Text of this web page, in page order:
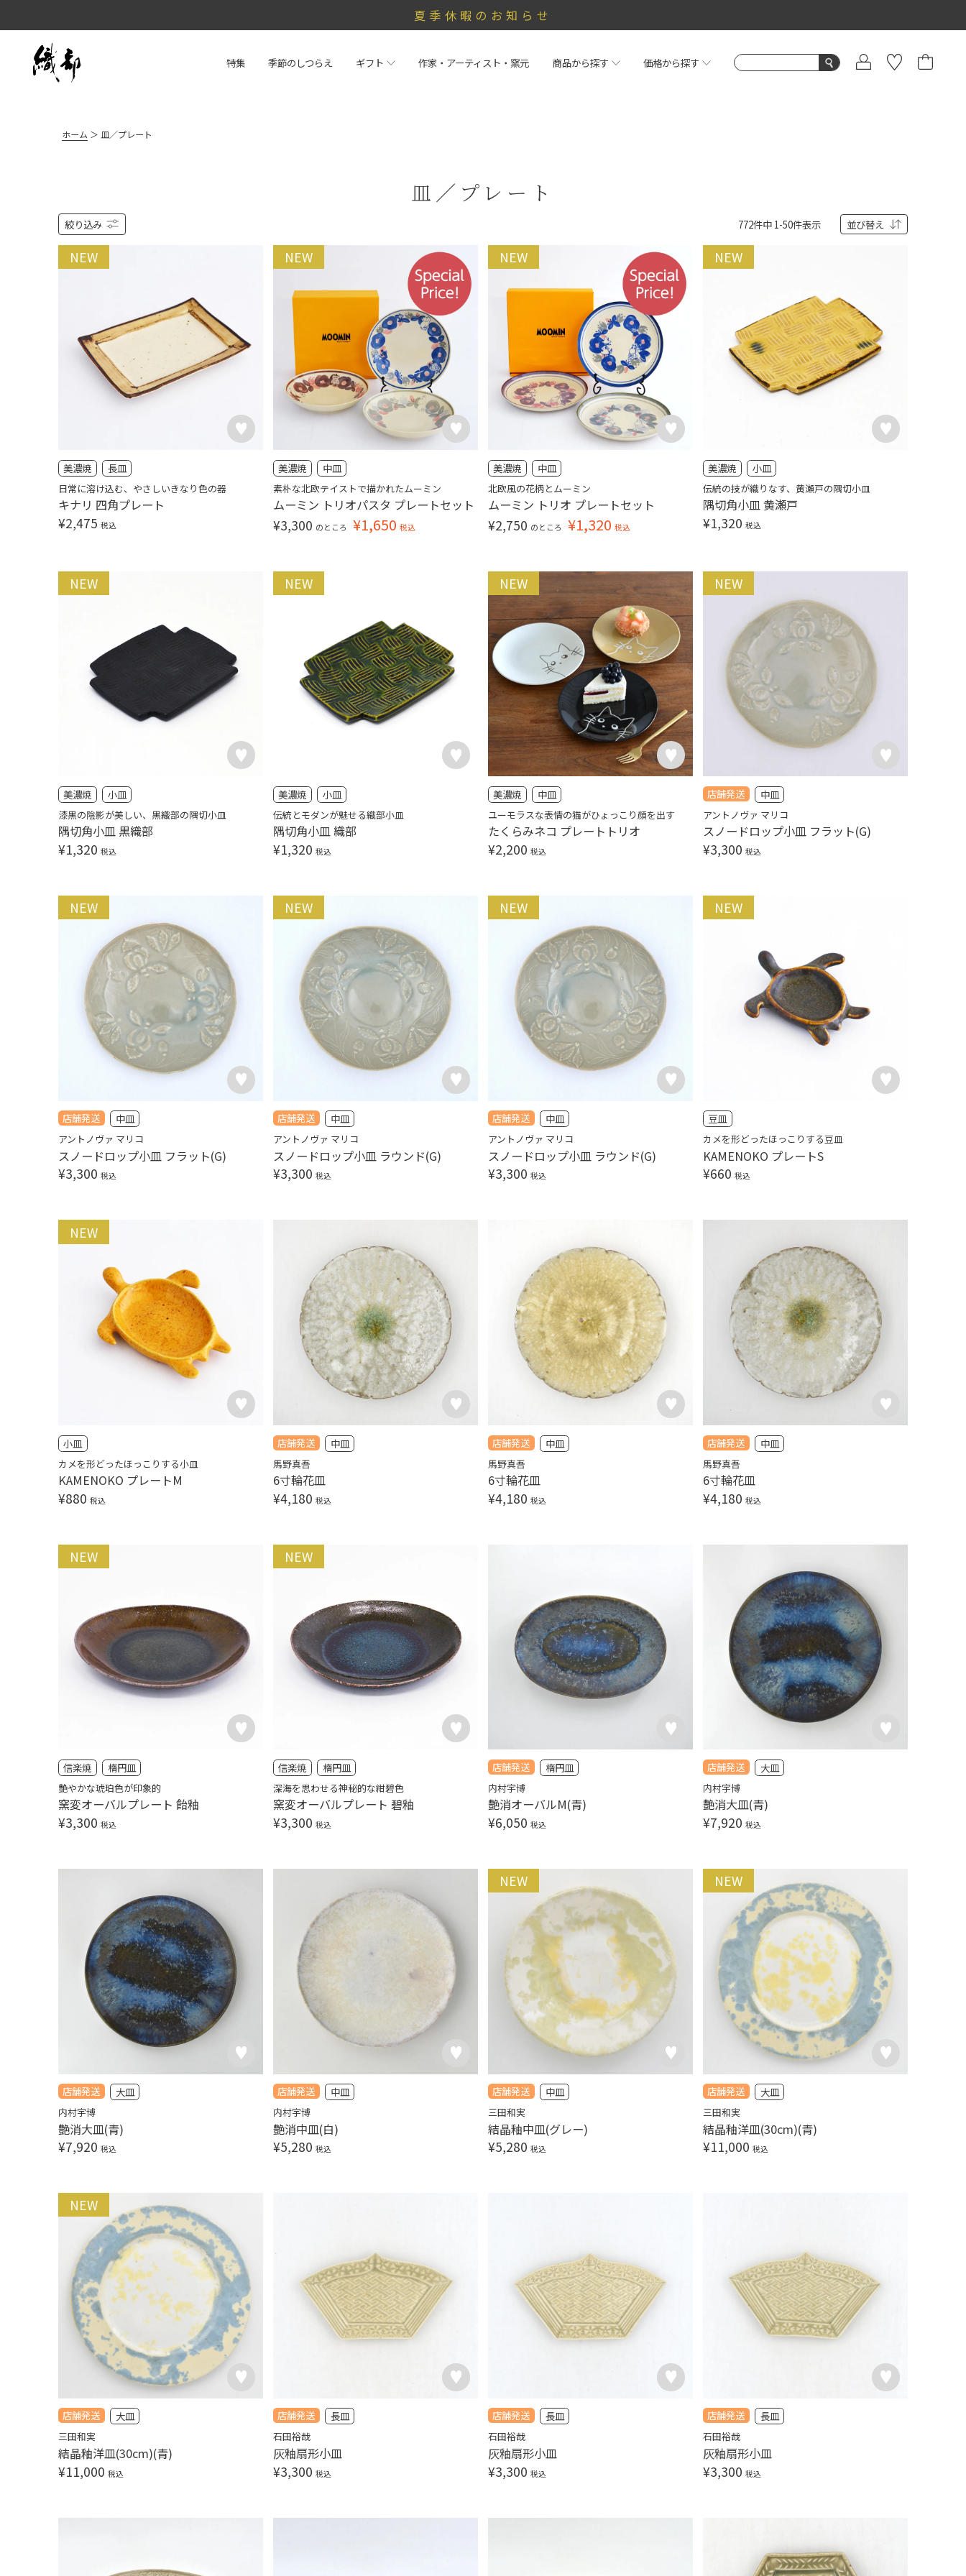
夏季休暇のお知らせ
特集 季節のしつらえ ギフト 作家・アーティスト・窯元 商品から探す 価格から探す
ホーム 皿／プレート
皿／プレート
絞り込み 並び替え
772件中 1-50件表示
NEW
美濃焼 長皿
日常に溶け込む、やさしいきなり色の器
キナリ 四角プレート
¥2,475 税込
NEW
美濃焼 中皿
素朴な北欧テイストで描かれたムーミン
ムーミン トリオパスタ プレートセット
¥3,300 のところ ¥1,650 税込
NEW
美濃焼 中皿
北欧風の花柄とムーミン
ムーミン トリオ プレートセット
¥2,750 のところ ¥1,320 税込
NEW
美濃焼 小皿
伝統の技が織りなす、黄瀬戸の隅切小皿
隅切角小皿 黄瀬戸
¥1,320 税込
NEW
美濃焼 小皿
漆黒の陰影が美しい、黒織部の隅切小皿
隅切角小皿 黒織部
¥1,320 税込
NEW
美濃焼 小皿
伝統とモダンが魅せる織部小皿
隅切角小皿 織部
¥1,320 税込
NEW
美濃焼 中皿
ユーモラスな表情の猫がひょっこり顔を出す
たくらみネコ プレートトリオ
¥2,200 税込
店舗発送
NEW
中皿
アントノヴァ マリコ
スノードロップ小皿 フラット(G)
¥3,300 税込
店舗発送
NEW
中皿
アントノヴァ マリコ
スノードロップ小皿 フラット(G)
¥3,300 税込
店舗発送
NEW
中皿
アントノヴァ マリコ
スノードロップ小皿 ラウンド(G)
¥3,300 税込
店舗発送
NEW
中皿
アントノヴァ マリコ
スノードロップ小皿 ラウンド(G)
¥3,300 税込
NEW
豆皿
カメを形どったほっこりする豆皿
KAMENOKO プレートS
¥660 税込
NEW
小皿
カメを形どったほっこりする小皿
KAMENOKO プレートM
¥880 税込
店舗発送 中皿
馬野真吾
6寸輪花皿
¥4,180 税込
店舗発送 中皿
馬野真吾
6寸輪花皿
¥4,180 税込
店舗発送 中皿
馬野真吾
6寸輪花皿
¥4,180 税込
NEW
信楽焼 楕円皿
艶やかな琥珀色が印象的
窯変オーバルプレート 飴釉
¥3,300 税込
NEW
信楽焼 楕円皿
深海を思わせる神秘的な紺碧色
窯変オーバルプレート 碧釉
¥3,300 税込
店舗発送 楕円皿
内村宇博
艶消オーバルM(青)
¥6,050 税込
店舗発送 大皿
内村宇博
艶消大皿(青)
¥7,920 税込
店舗発送 大皿
内村宇博
艶消大皿(青)
¥7,920 税込
店舗発送 中皿
内村宇博
艶消中皿(白)
¥5,280 税込
店舗発送
NEW
中皿
三田和実
結晶釉中皿(グレー)
¥5,280 税込
店舗発送
NEW
大皿
三田和実
結晶釉洋皿(30cm)(青)
¥11,000 税込
店舗発送
NEW
大皿
三田和実
結晶釉洋皿(30cm)(青)
¥11,000 税込
店舗発送 長皿
石田裕哉
灰釉扇形小皿
¥3,300 税込
店舗発送 長皿
石田裕哉
灰釉扇形小皿
¥3,300 税込
店舗発送 長皿
石田裕哉
灰釉扇形小皿
¥3,300 税込